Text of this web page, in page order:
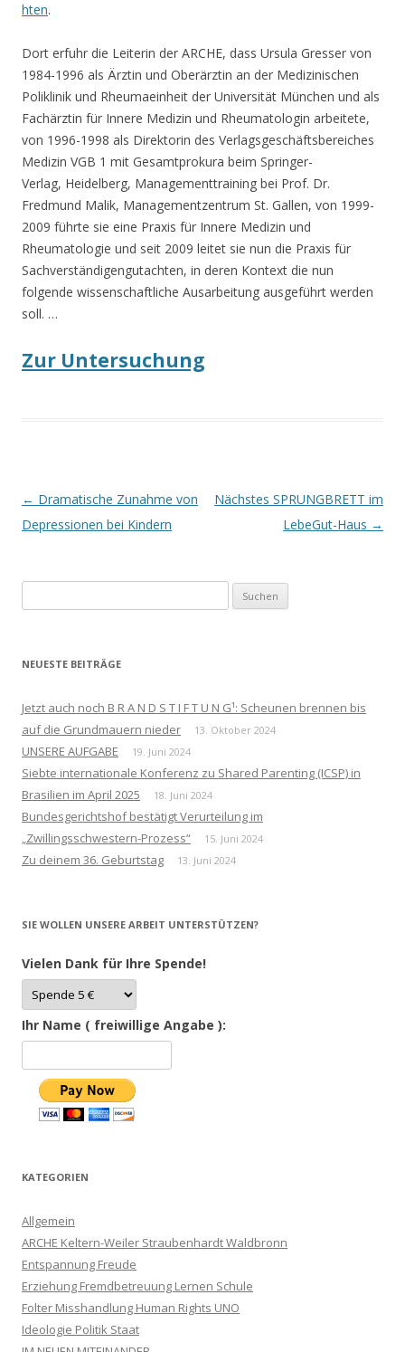
hten.
Dort erfuhr die Leiterin der ARCHE, dass Ursula Gresser von
1984-1996 als Ärztin und Oberärztin an der Medizinischen
Poliklinik und Rheumaeinheit der Universität München und als
Fachärztin für Innere Medizin und Rheumatologin arbeitete,
von 1996-1998 als Direktorin des Verlagsgeschäftsbereiches
Medizin VGB 1 mit Gesamtprokura beim Springer-
Verlag, Heidelberg, Managementtraining bei Prof. Dr.
Fredmund Malik, Managementzentrum St. Gallen, von 1999-
2009 führte sie eine Praxis für Innere Medizin und
Rheumatologie und seit 2009 leitet sie nun die Praxis für
Sachverständigengutachten, in deren Kontext die nun
folgende wissenschaftliche Ausarbeitung ausgeführt werden
soll. …
Zur Untersuchung
Beitrags-
Navigation
← Dramatische Zunahme von
Depressionen bei Kindern
Nächstes SPRUNGBRETT im
LebeGut-Haus →
nach:
NEUESTE BEITRÄGE
Jetzt auch noch B R A N D S T I F T U N G¹: Scheunen brennen bis
auf die Grundmauern nieder
13. Oktober 2024
UNSERE AUFGABE 19. Juni 2024
Siebte internationale Konferenz zu Shared Parenting (ICSP) in
Brasilien im April 2025
18. Juni 2024
Bundesgerichtshof bestätigt Verurteilung im
„Zwillingsschwestern-Prozess“
15. Juni 2024
Zu deinem 36. Geburtstag 13. Juni 2024
SIE WOLLEN UNSERE ARBEIT UNTERSTÜTZEN?
Vielen Dank für Ihre Spende!
Ihr Name ( freiwillige Angabe ):
KATEGORIEN
Allgemein
ARCHE Keltern-Weiler Straubenhardt Waldbronn
Entspannung Freude
Erziehung Fremdbetreuung Lernen Schule
Folter Misshandlung Human Rights UNO
Ideologie Politik Staat